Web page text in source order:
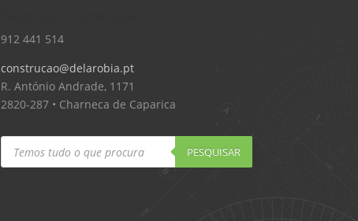
912 441 514
construcao@delarobia.pt
R. António Andrade, 1171
2820-287 • Charneca de Caparica
Products
search PESQUISAR